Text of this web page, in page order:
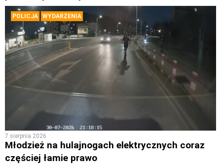
POLICJA WYDARZENIA
7 sierpnia 2026
Młodzież na hulajnogach elektrycznych coraz
częściej łamie prawo